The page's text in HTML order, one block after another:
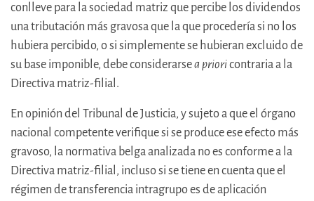
conlleve para la sociedad matriz que percibe los dividendos
una tributación más gravosa que la que procedería si no los
hubiera percibido, o si simplemente se hubieran excluido de
su base imponible, debe considerarsea prioricontraria a la
Directiva matriz-filial.
En opinión del Tribunal de Justicia, y sujeto a que el órgano
nacional competente verifique si se produce ese efecto más
gravoso, la normativa belga analizada no es conforme a la
Directiva matriz-filial, incluso si se tiene en cuenta que el
régimen de transferencia intragrupo es de aplicación